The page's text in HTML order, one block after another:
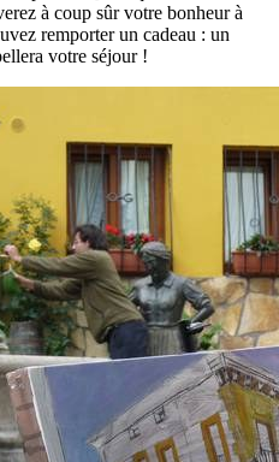
à coup sûr votre bonheur à
remporter un cadeau : un
votre séjour !